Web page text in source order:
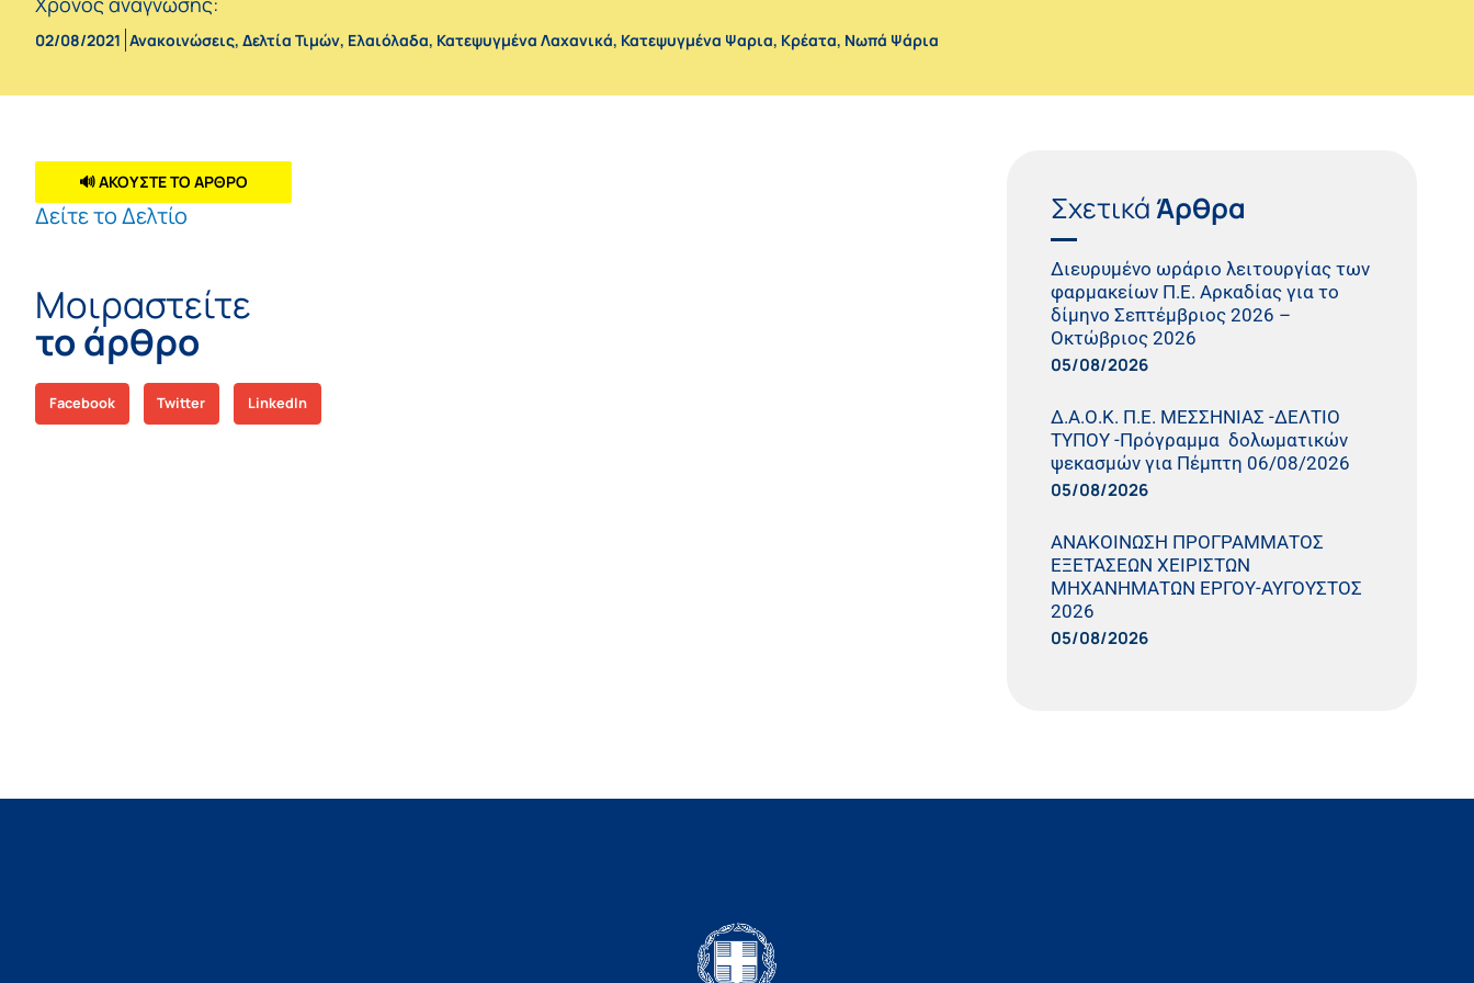
02/08/2021 Ανακοινώσεις, Δελτία Τιμών, Ελαιόλαδα, Κατεψυγμένα Λαχανικά, Κατεψυγμένα Ψαρια, Κρέατα, Νωπά Ψάρια
🔊 ΑΚΟΥΣΤΕ ΤΟ ΑΡΘΡΟ
Δείτε το Δελτίο
Μοιραστείτε
το άρθρο
Facebook Twitter LinkedIn
Σχετικά Άρθρα
Διευρυμένο ωράριο λειτουργίας των
φαρμακείων Π.Ε. Αρκαδίας για το
δίμηνο Σεπτέμβριος 2026 –
Οκτώβριος 2026
05/08/2026
Δ.Α.Ο.Κ. Π.Ε. ΜΕΣΣΗΝΙΑΣ -ΔΕΛΤΙΟ
ΤΥΠΟΥ -Πρόγραμμα δολωματικών
ψεκασμών για Πέμπτη 06/08/2026
05/08/2026
ΑΝΑΚΟΙΝΩΣΗ ΠΡΟΓΡΑΜΜΑΤΟΣ
ΕΞΕΤΑΣΕΩΝ ΧΕΙΡΙΣΤΩΝ
ΜΗΧΑΝΗΜΑΤΩΝ ΕΡΓΟΥ-ΑΥΓΟΥΣΤΟΣ
2026
05/08/2026